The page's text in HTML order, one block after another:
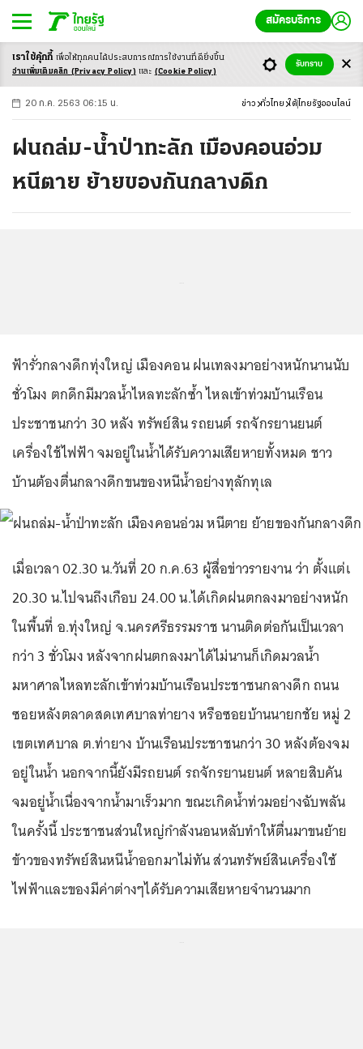
สมัครบริการ
-ก ก ก+
20 ก.ค. 2563 06:15 น. ข่าว ทั่วไทย ใต้ ไทยรัฐออนไลน์
ฝนถล่ม-น้ำป่าทะลัก เมืองคอนอ่วม
หนีตาย ย้ายของกันกลางดึก
ฟ้ารั่วกลางดึกทุ่งใหญ่ เมืองคอน ฝนเทลงมาอย่างหนักนานนับ
ชั่วโมง ตกดึกมีมวลน้ำไหลทะลักซ้ำ ไหลเข้าท่วมบ้านเรือน
ประชาชนกว่า 30 หลัง ทรัพย์สิน รถยนต์ รถจักรยานยนต์
เครื่องใช้ไฟฟ้า จมอยู่ในน้ำได้รับความเสียหายทั้งหมด ชาว
บ้านต้องตื่นกลางดึกขนของหนีน้ำอย่างทุลักทุเล
เมื่อเวลา 02.30 น.วันที่ 20 ก.ค.63 ผู้สื่อข่าวรายงาน ว่า ตั้งแต่เ
20.30 น.ไปจนถึงเกือบ 24.00 น.ได้เกิดฝนตกลงมาอย่างหนัก
ในพื้นที่ อ.ทุ่งใหญ่ จ.นครศรีธรรมราช นานติดต่อกันเป็นเวลา
กว่า 3 ชั่วโมง หลังจากฝนตกลงมาได้ไม่นานก็เกิดมวลน้ำ
มหาศาลไหลทะลักเข้าท่วมบ้านเรือนประชาชนกลางดึก ถนน
ซอยหลังตลาดสดเทศบาลท่ายาง หรือซอยบ้านนายกชัย หมู่ 2
เขตเทศบาล ต.ท่ายาง บ้านเรือนประชาชนกว่า 30 หลังต้องจม
อยู่ในน้ำ นอกจากนี้ยังมีรถยนต์ รถจักรยานยนต์ หลายสิบคัน
จมอยู่น้ำเนื่องจากน้ำมาเร็วมาก ขณะเกิดน้ำท่วมอย่างฉับพลัน
ในครั้งนี้ ประชาชนส่วนใหญ่กำลังนอนหลับทำให้ตื่นมาขนย้าย
ข้าวของทรัพย์สินหนีน้ำออกมาไม่ทัน ส่วนทรัพย์สินเครื่องใช้
ไฟฟ้าและของมีค่าต่างๆได้รับความเสียหายจำนวนมาก
เราใช้คุ้กกี้ เพื่อให้ทุกคนได้ประสบการณ์การใช้งานที่ดียิ่งขึ้น
อ่านเพิ่มเติมคลิก (Privacy Policy) และ (Cookie Policy)
รับทราบ